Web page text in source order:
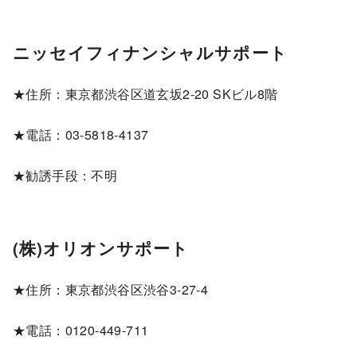
ニッセイフィナンシャルサポート
★住所：東京都渋谷区道玄坂2-20 SKビル8階
★電話：03-5818-4137
★勧誘手段：不明
(株)オリオンサポート
★住所：東京都渋谷区渋谷3-27-4
★電話：0120-449-711